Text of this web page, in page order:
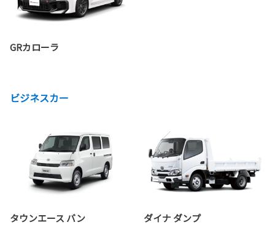
GRカローラ
ビジネスカー
タウンエース バン ダイナ ダンプ